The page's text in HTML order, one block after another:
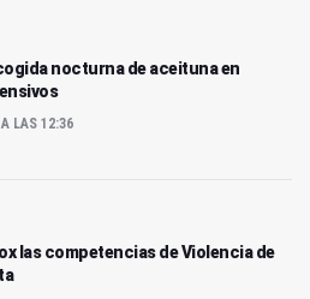
nocturna de aceituna en
A LAS 12:36
las competencias de Violencia de